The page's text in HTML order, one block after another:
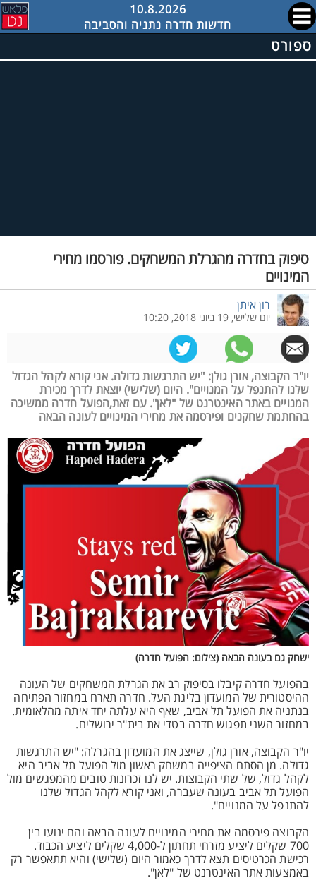
10.8.2026
חדשות חדרה נתניה והסביבה
ספורט
סיפוק בחדרה מהגרלת המשחקים. פורסמו מחירי
המינויים
רון איתן
יום שלישי, 19 ביוני 2018, 10:20
יו"ר הקבוצה, אורן גולן: "יש התרגשות גדולה. אני קורא לקהל הגדול
שלנו להתנפל על המנויים". היום (שלישי) יוצאת לדרך מכירת
המנויים באתר האינטרנט של "לאן". עם זאת,הפועל חדרה ממשיכה
בהחתמת שחקנים ופירסמה את מחירי המינויים לעונה הבאה
ישחק גם בעונה הבאה (צילום: הפועל חדרה)
בהפועל חדרה קיבלו בסיפוק רב את הגרלת המשחקים של העונה
ההיסטורית של המועדון בליגת העל. חדרה תארח במחזור הפתיחה
בנתניה את הפועל תל אביב, שאף היא עלתה יחד איתה מהלאומית.
במחזור השני תפגוש חדרה בטדי את בית"ר ירושלים.
יו"ר הקבוצה, אורן גולן, שייצג את המועדון בהגרלה: "יש התרגשות
גדולה. מן הסתם הציפייה במשחק ראשון מול הפועל תל אביב היא
לקהל גדול, של שתי הקבוצות. יש לנו זכרונות טובים מהמפגשים מול
הפועל תל אביב בעונה שעברה, ואני קורא לקהל הגדול שלנו
להתנפל על המנויים".
הקבוצה פירסמה את מחירי המינויים לעונה הבאה והם ינועו בין
700 שקלים ליציע מזרחי תחתון ל-4,000 שקלים ליציע הכבוד.
רכישת הכרטיסים תצא לדרך כאמור היום (שלישי) והיא תתאפשר רק
באמצעות אתר האינטרנט של "לאן".